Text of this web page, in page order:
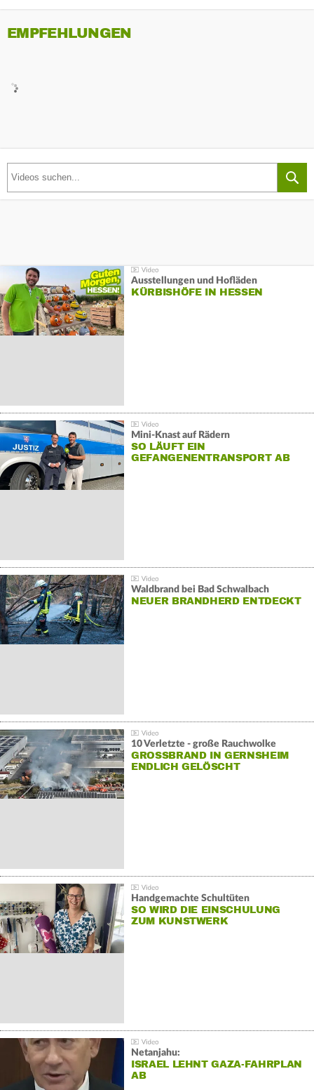
EMPFEHLUNGEN
Ausstellungen und Hofläden
KÜRBISHÖFE IN HESSEN
Mini-Knast auf Rädern
SO LÄUFT EIN
GEFANGENENTRANSPORT AB
Waldbrand bei Bad Schwalbach
NEUER BRANDHERD ENTDECKT
10 Verletzte - große Rauchwolke
GROSSBRAND IN GERNSHEIM E
NDLICH GELÖSCHT
Handgemachte Schultüten
SO WIRD DIE EINSCHULUNG
ZUM KUNSTWERK
Netanjahu:
ISRAEL LEHNT GAZA-FAHRPLAN
AB